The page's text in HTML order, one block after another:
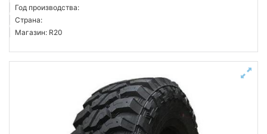
Год производства:
Страна:
Магазин: R20